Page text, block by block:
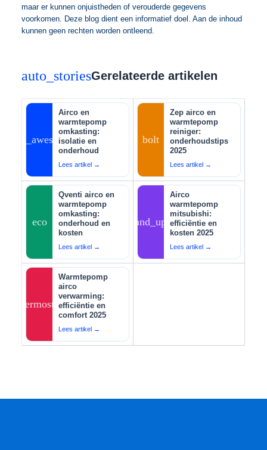
maar er kunnen onjuistheden of verouderde gegevens
voorkomen. Deze blog dient een informatief doel. Aan de inhoud
kunnen geen rechten worden ontleend.
auto_storiesGerelateerde artikelen
auto_awesome
Airco en
warmtepomp
omkasting:
isolatie en
onderhoud
Lees artikel →
bolt
Zep airco en
warmtepomp
reiniger:
onderhoudstips
2025
Lees artikel →
eco
Qventi airco en
warmtepomp
omkasting:
onderhoud en
kosten
Lees artikel →
tips_and_updates
Airco
warmtepomp
mitsubishi:
efficiëntie en
kosten 2025
Lees artikel →
thermostat
Warmtepomp
airco
verwarming:
efficiëntie en
comfort 2025
Lees artikel →